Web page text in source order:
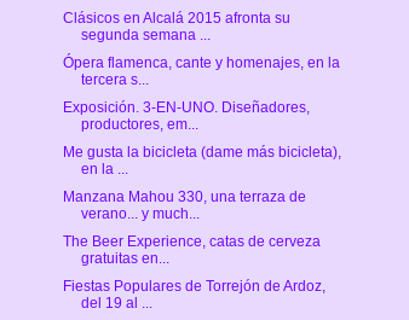
Clásicos en Alcalá 2015 afronta su
segunda semana ...
Ópera flamenca, cante y homenajes, en la
tercera s...
Exposición. 3-EN-UNO. Diseñadores,
productores, em...
Me gusta la bicicleta (dame más bicicleta),
en la ...
Manzana Mahou 330, una terraza de
verano... y much...
The Beer Experience, catas de cerveza
gratuitas en...
Fiestas Populares de Torrejón de Ardoz,
del 19 al ...